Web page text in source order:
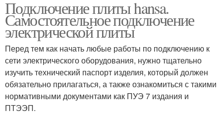
Подключение плиты hansa.
Самостоятельное подключение
электрической плиты
Перед тем как начать любые работы по подключению к
сети электрического оборудования, нужно тщательно
изучить технический паспорт изделия, который должен
обязательно прилагаться, а также ознакомиться с такими
нормативными документами как ПУЭ 7 издания и
ПТЭЭП.